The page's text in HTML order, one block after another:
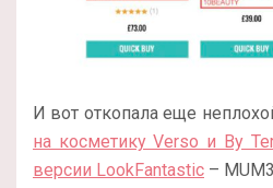
И вот откопала еще
на косметику Verso и By
версии LookFantastic –